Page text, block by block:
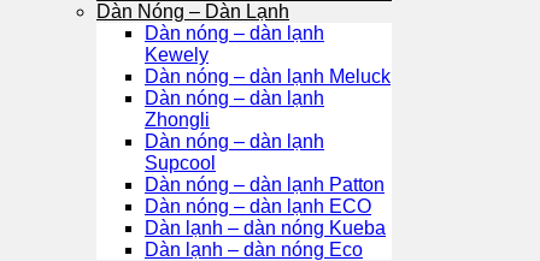
Dàn Nóng – Dàn Lạnh
Dàn nóng – dàn lạnh
Kewely
Dàn nóng – dàn lạnh Meluck
Dàn nóng – dàn lạnh
Zhongli
Dàn nóng – dàn lạnh
Supcool
Dàn nóng – dàn lạnh Patton
Dàn nóng – dàn lạnh ECO
Dàn lạnh – dàn nóng Kueba
Dàn lạnh – dàn nóng Eco